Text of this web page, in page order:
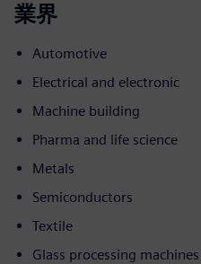
業界
Automotive
Electrical and electronic
Machine building
Pharma and life science
Metals
Semiconductors
Textile
Glass processing machines